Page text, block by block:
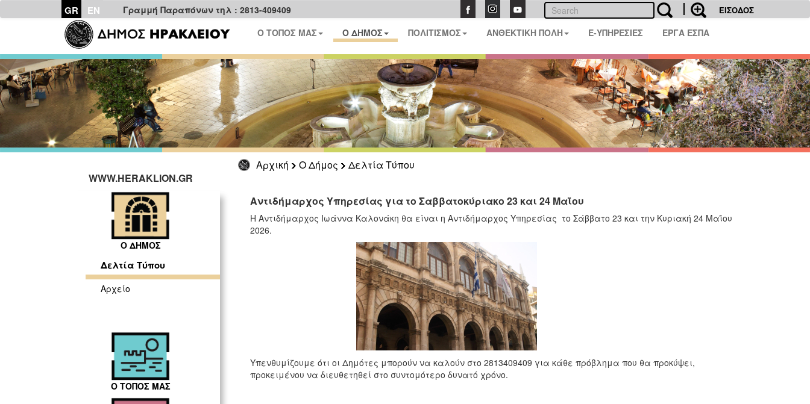
GR EN Γραμμή Παραπόνων τηλ : 2813-409409 ΕΙΣΟΔΟΣ
Ο ΤΟΠΟΣ ΜΑΣ Ο ΔΗΜΟΣ ΠΟΛΙΤΙΣΜΟΣ ΑΝΘΕΚΤΙΚΗ ΠΟΛΗ E-ΥΠΗΡΕΣΙΕΣ ΕΡΓΑ ΕΣΠΑ
Αρχική Ο Δήμος
Δελτία Τύπου
WWW.HERAKLION.GR
Ο ΔΗΜΟΣ
Δελτία Τύπου
Αρχείο
Ο ΤΟΠΟΣ ΜΑΣ
Αντιδήμαρχος Υπηρεσίας για το Σαββατοκύριακο 23 και 24 Μαΐου
Η Αντιδήμαρχος Ιωάννα Καλονάκη θα είναι η Αντιδήμαρχος Υπηρεσίας το Σάββατο 23 και την Κυριακή 24 Μαΐου
2026.
Υπενθυμίζουμε ότι οι Δημότες μπορούν να καλούν στο 2813409409 για κάθε πρόβλημα που θα προκύψει,
προκειμένου να διευθετηθεί στο συντομότερο δυνατό χρόνο.